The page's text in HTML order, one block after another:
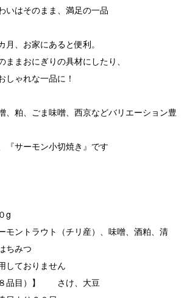
いはそのまま、満足の一品
、お家にあると便利。
ままおにぎりの具材にしたり、
しゃれな一品に！
、粕、ごま味噌、西京などバリエーション豊
『サーモン小切焼き』です
g
ントラウト（チリ産）、味噌、酒粕、清
ちみつ
ておりません
８品目）】 さけ、大豆